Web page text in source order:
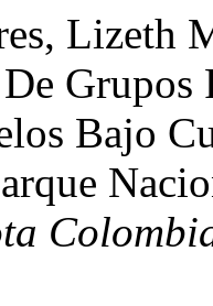
Lizeth
Grupos
Bajo